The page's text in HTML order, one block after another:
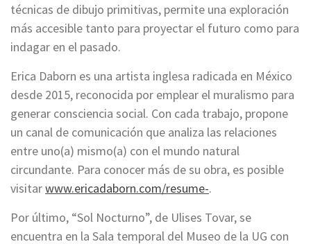
técnicas de dibujo primitivas, permite una exploración
más accesible tanto para proyectar el futuro como para
indagar en el pasado.
Erica Daborn es una artista inglesa radicada en México
desde 2015, reconocida por emplear el muralismo para
generar consciencia social. Con cada trabajo, propone
un canal de comunicación que analiza las relaciones
entre uno(a) mismo(a) con el mundo natural
circundante. Para conocer más de su obra, es posible
visitarwww.ericadaborn.com/resume-.
Por último, “Sol Nocturno”, de Ulises Tovar, se
encuentra en la Sala temporal del Museo de la UG con